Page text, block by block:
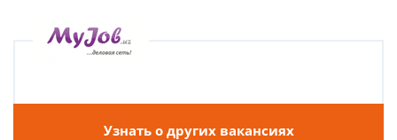
Узнать о других вакансиях